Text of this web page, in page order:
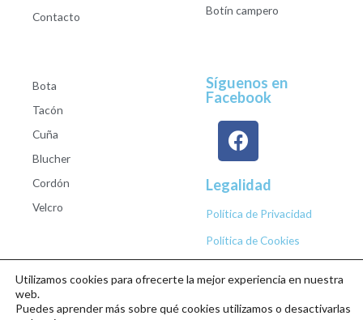
Contacto
Botín campero
Bota
Tacón
Cuña
Blucher
Cordón
Velcro
Síguenos en
Facebook
Legalidad
Política de Privacidad
Política de Cookies
Utilizamos cookies para ofrecerte la mejor experiencia en nuestra
web.
Puedes aprender más sobre qué cookies utilizamos o desactivarlas